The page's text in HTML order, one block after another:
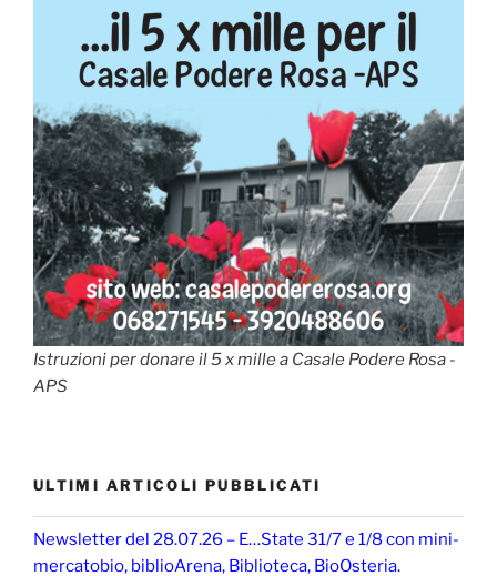
Istruzioni per donare il 5 x mille a Casale Podere Rosa -
APS
ULTIMI ARTICOLI PUBBLICATI
Newsletter del 28.07.26 – E…State 31/7 e 1/8 con mini-
mercatobio, biblioArena, Biblioteca, BioOsteria.